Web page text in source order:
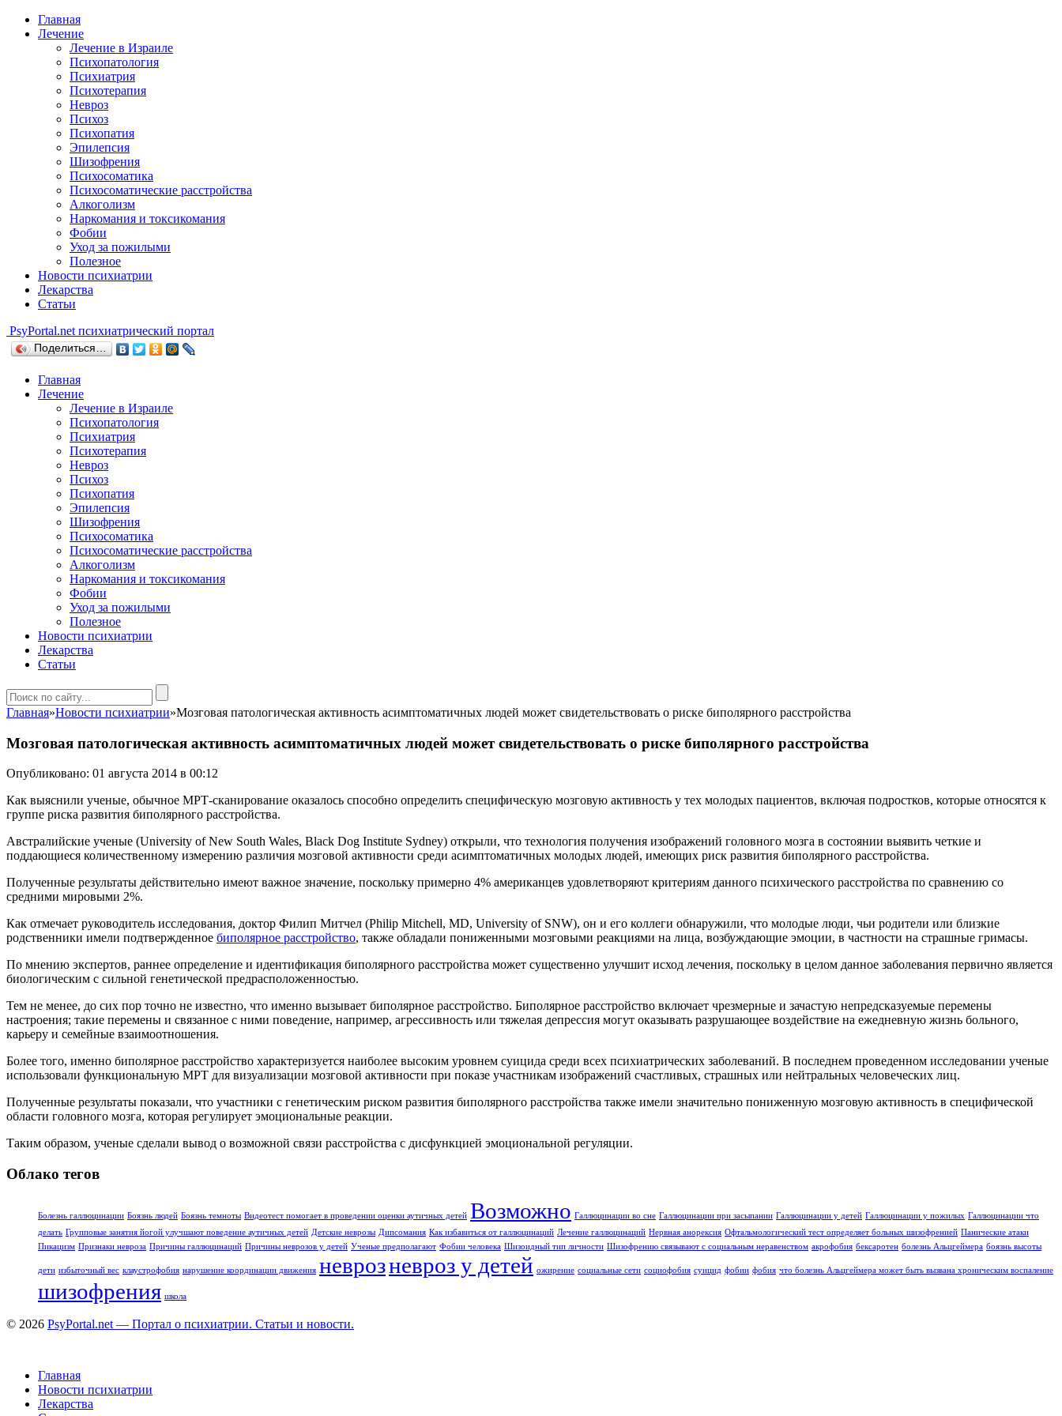
Главная
Лечение
Лечение в Израиле
Психопатология
Психиатрия
Психотерапия
Невроз
Психоз
Психопатия
Эпилепсия
Шизофрения
Психосоматика
Психосоматические расстройства
Алкоголизм
Наркомания и токсикомания
Фобии
Уход за пожилыми
Полезное
Новости психиатрии
Лекарства
Статьи
PsyPortal.net психиатрический портал
Поделиться…
Главная
Лечение
Лечение в Израиле
Психопатология
Психиатрия
Психотерапия
Невроз
Психоз
Психопатия
Эпилепсия
Шизофрения
Психосоматика
Психосоматические расстройства
Алкоголизм
Наркомания и токсикомания
Фобии
Уход за пожилыми
Полезное
Новости психиатрии
Лекарства
Статьи
Главная»Новости психиатрии»Мозговая патологическая активность асимптоматичных людей может свидетельствовать о риске биполярного расстройства
Мозговая патологическая активность асимптоматичных людей может свидетельствовать о риске биполярного расстройства
Опубликовано: 01 августа 2014 в 00:12
Как выяснили ученые, обычное МРТ-сканирование оказалось способно определить специфическую мозговую активность у тех молодых пациентов, включая подростков, которые относятся к
группе риска развития биполярного расстройства.
Австралийские ученые (University of New South Wales, Black Dog Institute Sydney) открыли, что технология получения изображений головного мозга в состоянии выявить четкие и
поддающиеся количественному измерению различия мозговой активности среди асимптоматичных молодых людей, имеющих риск развития биполярного расстройства.
Полученные результаты действительно имеют важное значение, поскольку примерно 4% американцев удовлетворяют критериям данного психического расстройства по сравнению со
средними мировыми 2%.
Как отмечает руководитель исследования, доктор Филип Митчел (Philip Mitchell, MD, University of SNW), он и его коллеги обнаружили, что молодые люди, чьи родители или близкие
родственники имели подтвержденное биполярное расстройство, также обладали пониженными мозговыми реакциями на лица, возбуждающие эмоции, в частности на страшные гримасы.
По мнению экспертов, раннее определение и идентификация биполярного расстройства может существенно улучшит исход лечения, поскольку в целом данное заболевания первично является
биологическим с сильной генетической предрасположенностью.
Тем не менее, до сих пор точно не известно, что именно вызывает биполярное расстройство. Биполярное расстройство включает чрезмерные и зачастую непредсказуемые перемены
настроения; такие перемены и связанное с ними поведение, например, агрессивность или тяжелая депрессия могут оказывать разрушающее воздействие на ежедневную жизнь больного,
карьеру и семейные взаимоотношения.
Более того, именно биполярное расстройство характеризуется наиболее высоким уровнем суицида среди всех психиатрических заболеваний. В последнем проведенном исследовании ученые
использовали функциональную МРТ для визуализации мозговой активности при показе участникам изображений счастливых, страшных или нейтральных человеческих лиц.
Полученные результаты показали, что участники с генетическим риском развития биполярного расстройства также имели значительно пониженную мозговую активность в специфической
области головного мозга, которая регулирует эмоциональные реакции.
Таким образом, ученые сделали вывод о возможной связи расстройства с дисфункцией эмоциональной регуляции.
Облако тегов
Болезнь галлюцинации Боязнь людей Боязнь темноты Видеотест помогает в проведении оценки аутичных детей Возможно Галлюцинации во сне Галлюцинации при засыпании Галлюцинации у детей Галлюцинации у пожилых Галлюцинации что
делать Групповые занятия йогой улучшают поведение аутичных детей Детские неврозы Дипсомания Как избавиться от галлюцинаций Лечение галлюцинаций Нервная анорексия Офтальмологический тест определяет больных шизофренией Панические атаки
Пикацизм Признаки невроза Причины галлюцинаций Причины неврозов у детей Ученые предполагают Фобии человека Шизоидный тип личности Шизофрению связывают с социальным неравенством акрофобия бексаротен болезнь Альцгеймера боязнь высоты
дети избыточный вес клаустрофобия нарушение координации движения неврозневроз у детей ожирение социальные сети социофобия суицид фобии фобия что болезнь Альцгеймера может быть вызвана хроническим воспаление
шизофрения школа
© 2026 PsyPortal.net — Портал о психиатрии. Статьи и новости.
Главная
Новости психиатрии
Лекарства